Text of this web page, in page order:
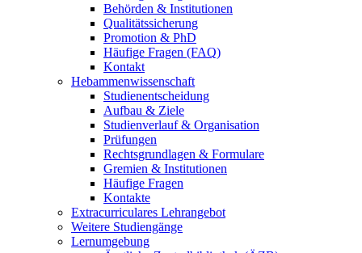
Behörden & Institutionen
Qualitätssicherung
Promotion & PhD
Häufige Fragen (FAQ)
Kontakt
Hebammenwissenschaft
Studienentscheidung
Aufbau & Ziele
Studienverlauf & Organisation
Prüfungen
Rechtsgrundlagen & Formulare
Gremien & Institutionen
Häufige Fragen
Kontakte
Extracurriculares Lehrangebot
Weitere Studiengänge
Lernumgebung